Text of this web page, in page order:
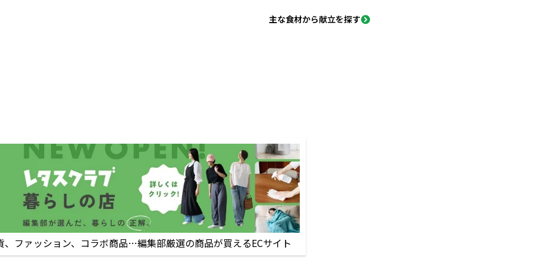
主な食材から献立を探す
、ファッション、コラボ商品…編集部厳選の商品が買えるECサイト